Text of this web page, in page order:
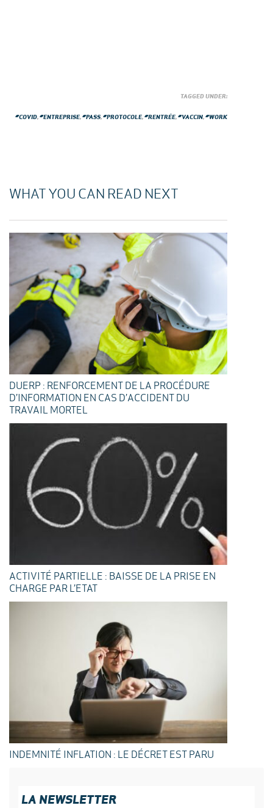
TAGGED UNDER:
#COVID,#ENTREPRISE,#PASS,#PROTOCOLE,#RENTRÉE,#VACCIN,#WORK
WHAT YOU CAN READ NEXT
DUERP : RENFORCEMENT DE LA PROCÉDURE
D’INFORMATION EN CAS D’ACCIDENT DU
TRAVAIL MORTEL
ACTIVITÉ PARTIELLE : BAISSE DE LA PRISE EN
CHARGE PAR L’ETAT
INDEMNITÉ INFLATION : LE DÉCRET EST PARU
LA NEWSLETTER